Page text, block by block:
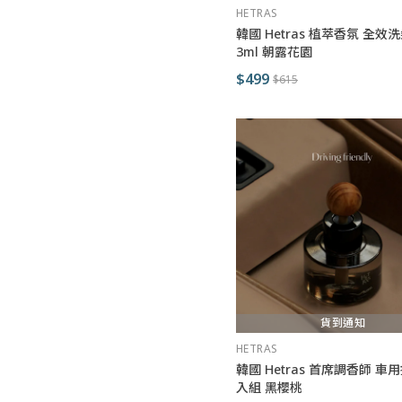
HETRAS
韓國 Hetras 植萃香氛 全效
3ml 朝露花園
$499 $615
貨到通知
HETRAS
韓國 Hetras 首席調香師 車
入組 黑櫻桃